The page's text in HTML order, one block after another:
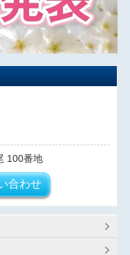
100番地
合わせ